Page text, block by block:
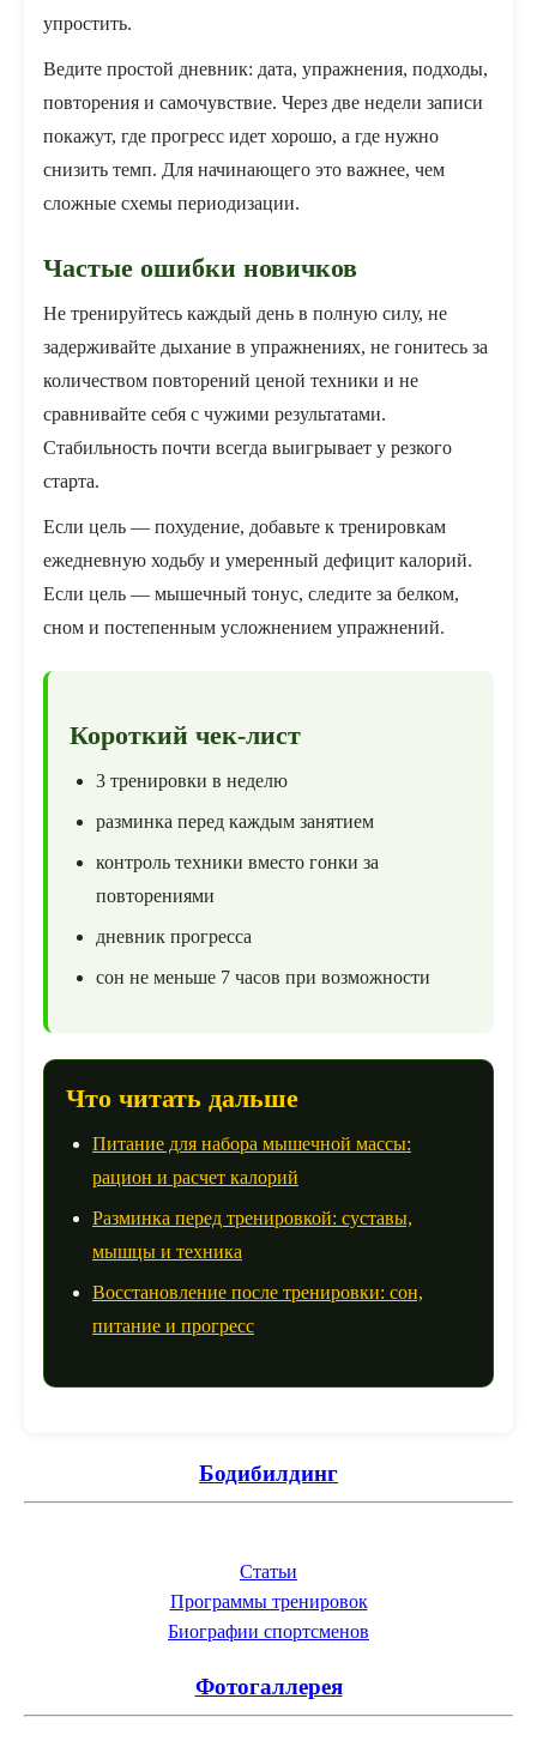
упростить.
Ведите простой дневник: дата, упражнения, подходы,
повторения и самочувствие. Через две недели записи
покажут, где прогресс идет хорошо, а где нужно
снизить темп. Для начинающего это важнее, чем
сложные схемы периодизации.
Частые ошибки новичков
Не тренируйтесь каждый день в полную силу, не
задерживайте дыхание в упражнениях, не гонитесь за
количеством повторений ценой техники и не
сравнивайте себя с чужими результатами.
Стабильность почти всегда выигрывает у резкого
старта.
Если цель — похудение, добавьте к тренировкам
ежедневную ходьбу и умеренный дефицит калорий.
Если цель — мышечный тонус, следите за белком,
сном и постепенным усложнением упражнений.
Короткий чек-лист
3 тренировки в неделю
разминка перед каждым занятием
контроль техники вместо гонки за
повторениями
дневник прогресса
сон не меньше 7 часов при возможности
Что читать дальше
Питание для набора мышечной массы:
рацион и расчет калорий
Разминка перед тренировкой: суставы,
мышцы и техника
Восстановление после тренировки: сон,
питание и прогресс
Бодибилдинг
Статьи
Программы тренировок
Биографии спортсменов
Фотогаллерея